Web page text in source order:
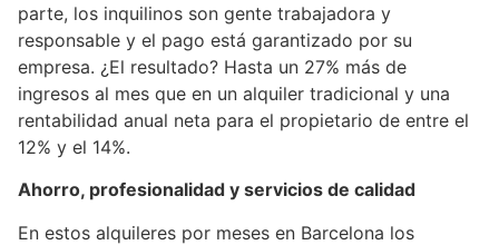
parte, los inquilinos son gente trabajadora y
responsable y el pago está garantizado por su
empresa. ¿El resultado? Hasta un 27% más de
ingresos al mes que en un alquiler tradicional y una
rentabilidad anual neta para el propietario de entre el
12% y el 14%.
Ahorro, profesionalidad y servicios de calidad
En estos alquileres por meses en Barcelona los